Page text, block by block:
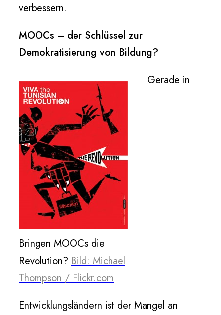
verbessern.
MOOCs – der Schlüssel zur
Demokratisierung von Bildung?
Bringen MOOCs die
Revolution? Bild: Michael
Thompson / Flickr.com
Gerade in
Entwicklungsländern ist der Mangel an